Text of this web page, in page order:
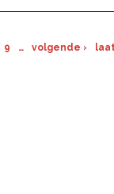
9 … volgende ›